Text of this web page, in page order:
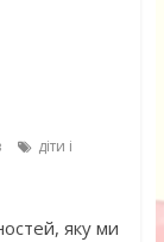
діти і
яку ми